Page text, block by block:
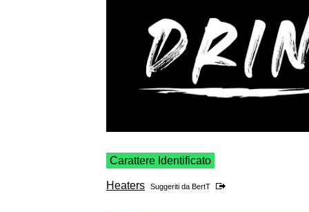
Carattere Identificato
Heaters Suggeriti da BertT